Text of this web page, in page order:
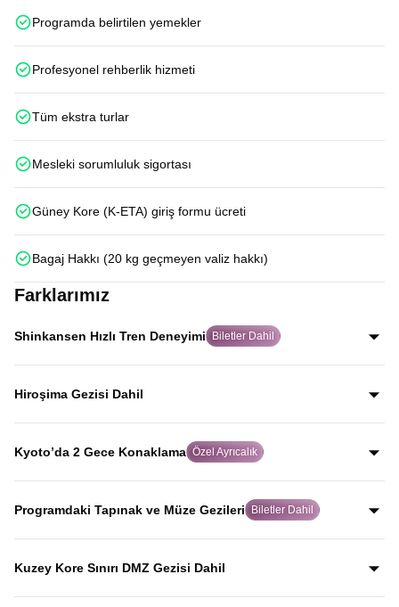
Programda belirtilen yemekler
Profesyonel rehberlik hizmeti
Tüm ekstra turlar
Mesleki sorumluluk sigortası
Güney Kore (K-ETA) giriş formu ücreti
Bagaj Hakkı (20 kg geçmeyen valiz hakkı)
Farklarımız
Shinkansen Hızlı Tren Deneyimi Biletler Dahil
Japonya’nın dünyaca ünlü Shinkansen hızlı trenleriyle
Kyoto–Tokyo ve Osaka–Hiroşima hatlarında iki kez
Hiroşima Gezisi Dahil
Dünya tarihinde atom bombasının atıldığı şehir olan
Hiroşima’da, rehberli geziyle şehrin geçmişini ve
bugününü etkileyici biçimde keşfedersiniz.
Kyoto’da 2 Gece Konaklama Özel Ayrıcalık
Birçok turda hızlıca geçilen Kyoto’da iki gece
konaklayarak, Japon kültürünün kalbi olan bu tarihi şehri
acele etmeden keşfetme imkanı sunulur.
Programdaki Tapınak ve Müze Gezileri Biletler Dahil
Gyeongbokgung Sarayı, Kinkaku-ji, Todai-ji, Senso-ji ve
Kamakura Bambu Bahçesi gibi önemli kültürel durakların
Kuzey Kore Sınırı DMZ Gezisi Dahil
Güney Kore–Kuzey Kore arasındaki DMZ sınır hattına